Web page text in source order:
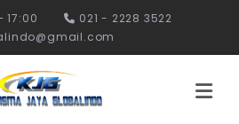
17:00
021 - 2228 3522